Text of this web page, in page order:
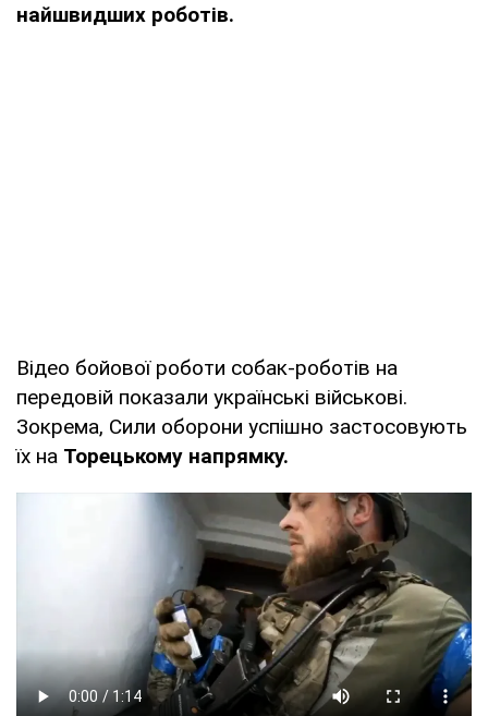
найшвидших роботів.
Відео бойової роботи собак-роботів на
передовій показали українські військові.
Зокрема, Сили оборони успішно застосовують
їх на Торецькому напрямку.